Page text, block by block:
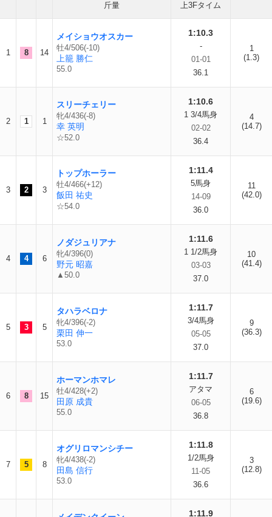
斤量
上3Fタイム
1 8 14
メイショウオスカー
牡4/506(-10)
上籠 勝仁
55.0
1:10.3
-
01-01
36.1
1
(1.3)
2 1 1
スリーチェリー
牝4/436(-8)
幸 英明
☆52.0
1:10.6
1 3/4馬身
02-02
36.4
4
(14.7)
3 2 3
トップホーラー
牡4/466(+12)
飯田 祐史
☆54.0
1:11.4
5馬身
14-09
36.0
11
(42.0)
4 4 6
ノダジュリアナ
牝4/396(0)
野元 昭嘉
▲50.0
1:11.6
1 1/2馬身
03-03
37.0
10
(41.4)
5 3 5
タハラベロナ
牝4/396(-2)
栗田 伸一
53.0
1:11.7
3/4馬身
05-05
37.0
9
(36.3)
6 8 15
ホーマンホマレ
牡4/428(+2)
田原 成貴
55.0
1:11.7
アタマ
06-05
36.8
6
(19.6)
7 5 8
オグリロマンシチー
牝4/438(-2)
田島 信行
53.0
1:11.8
1/2馬身
11-05
36.6
3
(12.8)
1:11.9